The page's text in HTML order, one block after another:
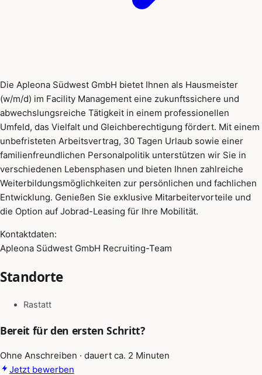
Die Apleona Südwest GmbH bietet Ihnen als Hausmeister
(w/m/d) im Facility Management eine zukunftssichere und
abwechslungsreiche Tätigkeit in einem professionellen
Umfeld, das Vielfalt und Gleichberechtigung fördert. Mit einem
unbefristeten Arbeitsvertrag, 30 Tagen Urlaub sowie einer
familienfreundlichen Personalpolitik unterstützen wir Sie in
verschiedenen Lebensphasen und bieten Ihnen zahlreiche
Weiterbildungsmöglichkeiten zur persönlichen und fachlichen
Entwicklung. Genießen Sie exklusive Mitarbeitervorteile und
die Option auf Jobrad-Leasing für Ihre Mobilität.
Kontaktdaten:
Apleona Südwest GmbH Recruiting-Team
Standorte
Rastatt
Bereit für den ersten Schritt?
Ohne Anschreiben · dauert ca. 2 Minuten
Jetzt bewerben